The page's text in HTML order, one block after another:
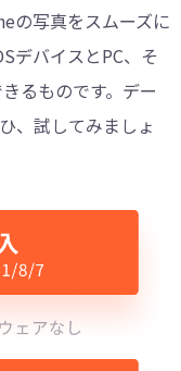
の写真をスムーズに
デバイスとPC、そ
るものです。デー
、試してみましょ